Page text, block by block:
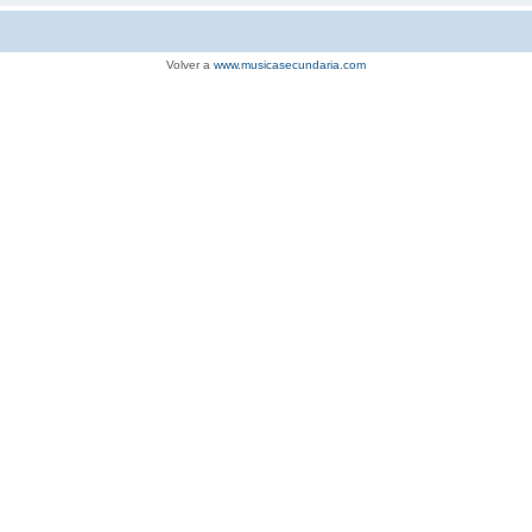
Volver a www.musicasecundaria.com